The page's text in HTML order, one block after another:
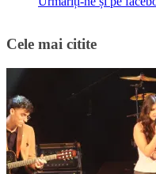
Cele mai citite